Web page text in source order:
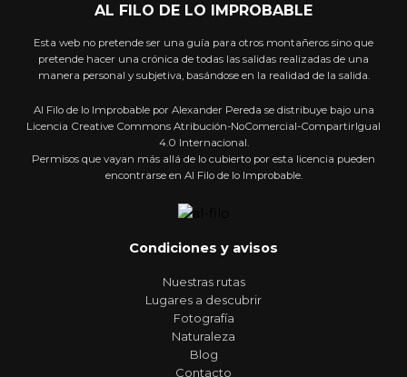
AL FILO DE LO IMPROBABLE
Esta web no pretende ser una guía para otros montañeros sino que
pretende hacer una crónica de todas las salidas realizadas de una
manera personal y subjetiva, basándose en la realidad de la salida.
Al Filo de lo Improbable por Alexander Pereda se distribuye bajo una
Licencia Creative Commons Atribución-NoComercial-CompartirIgual
4.0 Internacional.
Permisos que vayan más allá de lo cubierto por esta licencia pueden
encontrarse en Al Filo de lo Improbable.
Condiciones y avisos
Nuestras rutas
Lugares a descubrir
Fotografía
Naturaleza
Blog
Contacto